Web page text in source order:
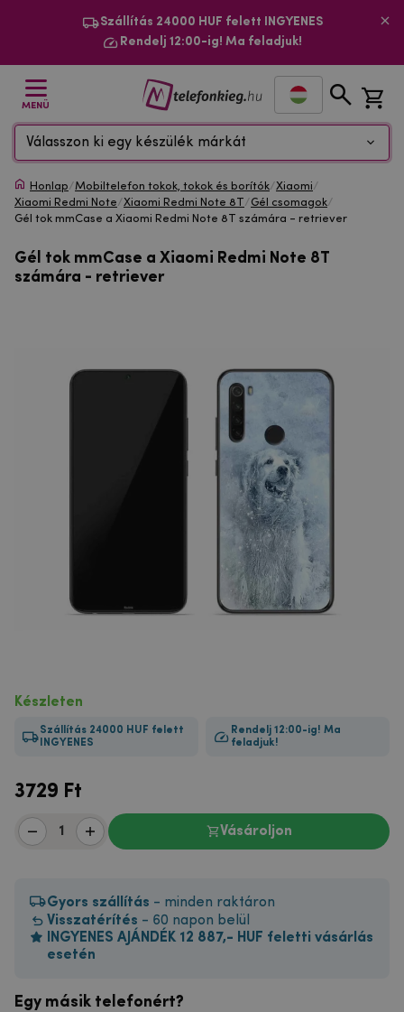
Szállítás 24000 HUF felett INGYENES
Rendelj 12:00-ig! Ma feladjuk!
MENÜ
Válasszon ki egy készülék márkát
Honlap/Mobiltelefon tokok, tokok és borítók/Xiaomi/
Xiaomi Redmi Note/Xiaomi Redmi Note 8T/Gél csomagok/
Gél tok mmCase a Xiaomi Redmi Note 8T számára - retriever
Gél tok mmCase a Xiaomi Redmi Note 8T
számára - retriever
Készleten
Szállítás 24000 HUF felett
INGYENES
Rendelj 12:00-ig! Ma
feladjuk!
3729 Ft
Vásároljon
Gyors szállítás - minden raktáron
Visszatérítés - 60 napon belül
INGYENES AJÁNDÉK 12 887,- HUF feletti vásárlás
esetén
Egy másik telefonért?